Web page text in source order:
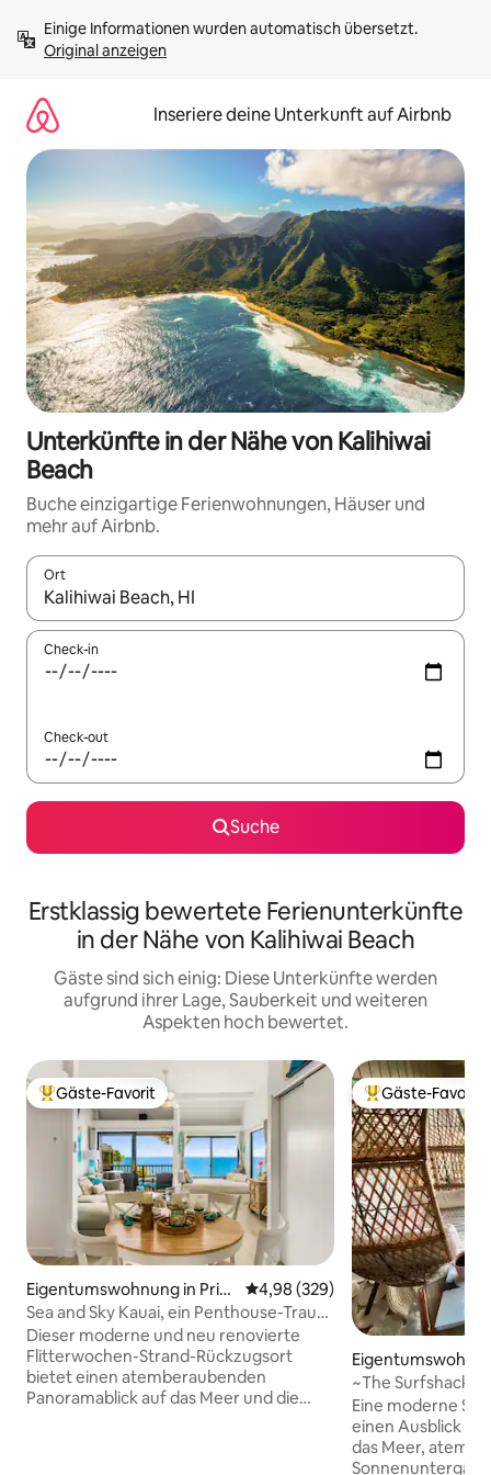
Inhalten
springenOriginal anzeigen
Inseriere deine Unterkunft auf Airbnb
Unterkünfte in der Nähe von Kalihiwai
Beach
Buche einzigartige Ferienwohnungen, Häuser und
mehr auf Airbnb.
Ort
Wenn Ergebnisse verfügbar sind, navigiere mit den
Check-in
Check-out
Suche
Erstklassig bewertete Ferienunterkünfte
in der Nähe von Kalihiwai Beach
Gäste sind sich einig: Diese Unterkünfte werden
aufgrund ihrer Lage, Sauberkeit und weiteren
Aspekten hoch bewertet.
Beliebter Gäste-Favorit.
Gäste-Favorit
Eigentumswohnung in Prin
ceville
Durchschnittliche Bewertung:
4,98 (329)
Sea and Sky Kauai, ein Penthouse-Traum
am Meer
Dieser moderne und neu renovierte
Flitterwochen-Strand-Rückzugsort
bietet einen atemberaubenden
Panoramablick auf das Meer und die
Beliebter Gäste-
Gäste-Favorit
ceville
~The Surfshack~
Eine moderne
einen Ausblick
das Meer,